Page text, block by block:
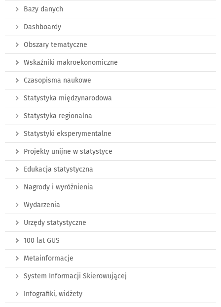
Bazy danych
Dashboardy
Obszary tematyczne
Wskaźniki makroekonomiczne
Czasopisma naukowe
Statystyka międzynarodowa
Statystyka regionalna
Statystyki eksperymentalne
Projekty unijne w statystyce
Edukacja statystyczna
Nagrody i wyróżnienia
Wydarzenia
Urzędy statystyczne
100 lat GUS
Metainformacje
System Informacji Skierowującej
Infografiki, widżety